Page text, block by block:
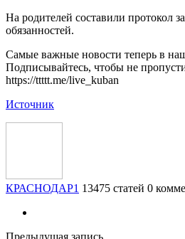
На родителей составили протокол
обязанностей.
Самые важные новости теперь в
Подписывайтесь, чтобы не
https://ttttt.me/live_kuban
Источник
КРАСНОДАР1 13475 статей 0
Предыдущая запись